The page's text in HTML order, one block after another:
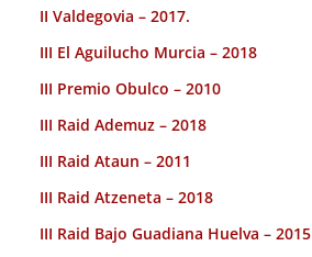
II Valdegovia – 2017.
III El Aguilucho Murcia – 2018
III Premio Obulco – 2010
III Raid Ademuz – 2018
III Raid Ataun – 2011
III Raid Atzeneta – 2018
III Raid Bajo Guadiana Huelva – 2015